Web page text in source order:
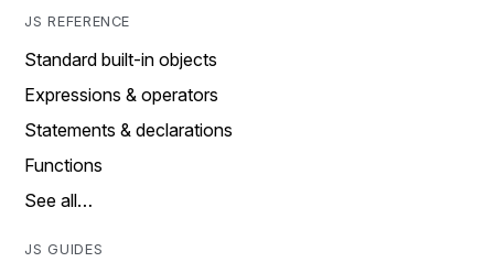
JS REFERENCE
Standard built-in objects
Expressions & operators
Statements & declarations
Functions
See all…
JS GUIDES